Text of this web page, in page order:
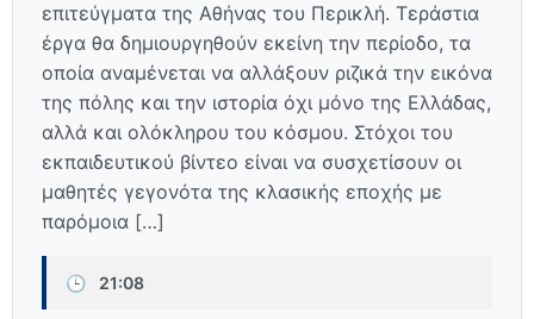
επιτεύγματα της Αθήνας του Περικλή. Τεράστια
έργα θα δημιουργηθούν εκείνη την περίοδο, τα
οποία αναμένεται να αλλάξουν ριζικά την εικόνα
της πόλης και την ιστορία όχι μόνο της Ελλάδας,
αλλά και ολόκληρου του κόσμου. Στόχοι του
εκπαιδευτικού βίντεο είναι να συσχετίσουν οι
μαθητές γεγονότα της κλασικής εποχής με
παρόμοια […]
🕒 21:08